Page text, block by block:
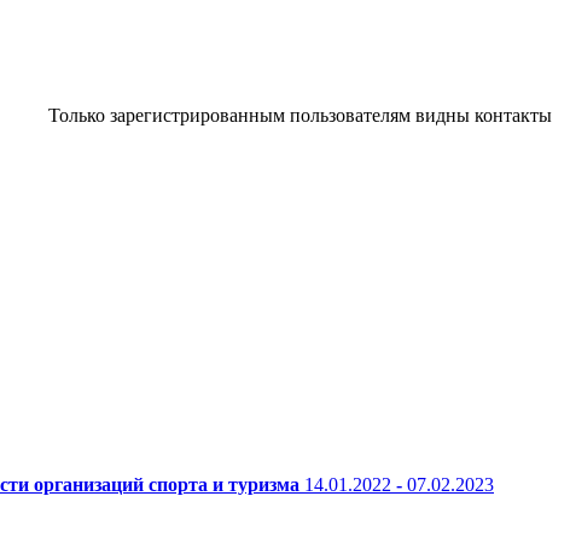
Только зарегистрированным пользователям видны контакты
организаций спорта и туризма 14.01.2022 - 07.02.2023